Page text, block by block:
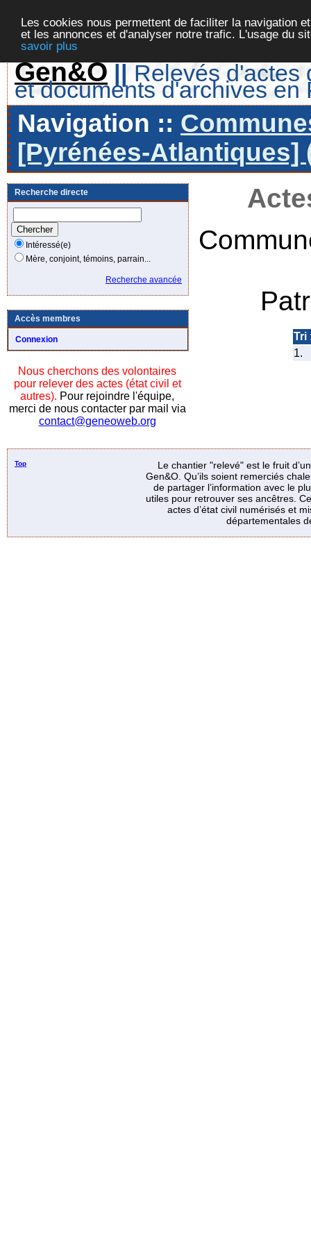
Les cookies nous permettent de faciliter la navigation
et les annonces et d'analyser notre trafic. L'usage du
savoir plus
Gen&O || Relevés d'actes
et documents d'archives en
Navigation ::
[Pyrénées-Atlantiques]
Recherche directe
Intéressé(e)
Mère, conjoint, témoins, parrain...
Recherche avancée
Accès membres
Connexion
Nous cherchons des volontaires
pour relever des actes (état civil et
autres). Pour rejoindre l'équipe,
merci de nous contacter par mail via
contact@geneoweb.org
Tri
1.
Top
Le chantier "relevé" est le fruit
Gen&O. Qu’ils soient remerciés
de partager l’information avec le
utiles pour retrouver ses ancêtres.
actes d’état civil numérisés et
départementales